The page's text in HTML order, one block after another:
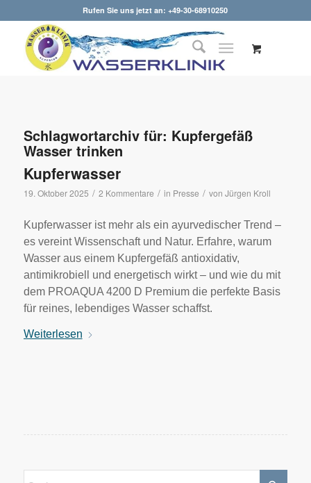
Rufen Sie uns jetzt an: +49-30-68910250
Schlagwortarchiv für: Kupfergefäß
Wasser trinken
Kupferwasser
19. Oktober 2025 / 2 Kommentare / in Presse / von Jürgen Kroll
Kupferwasser ist mehr als ein ayurvedischer Trend –
es vereint Wissenschaft und Natur. Erfahre, warum
Wasser aus einem Kupfergefäß antioxidativ,
antimikrobiell und energetisch wirkt – und wie du mit
dem PROAQUA 4200 D Premium die perfekte Basis
für reines, lebendiges Wasser schaffst.
Weiterlesen